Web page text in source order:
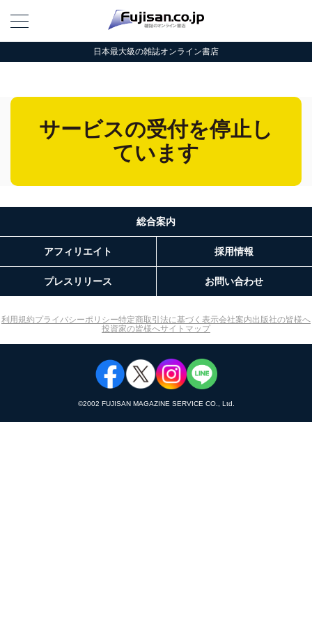
日本最大級の雑誌オンライン書店
サービスの受付を停止し
ています
総合案内
アフィリエイト 採用情報
プレスリリース お問い合わせ
利用規約プライバシーポリシー特定商取引法に基づく表示会社案内出版社の皆様へ
投資家の皆様へサイトマップ
©︎2002 FUJISAN MAGAZINE SERVICE CO., Ltd.